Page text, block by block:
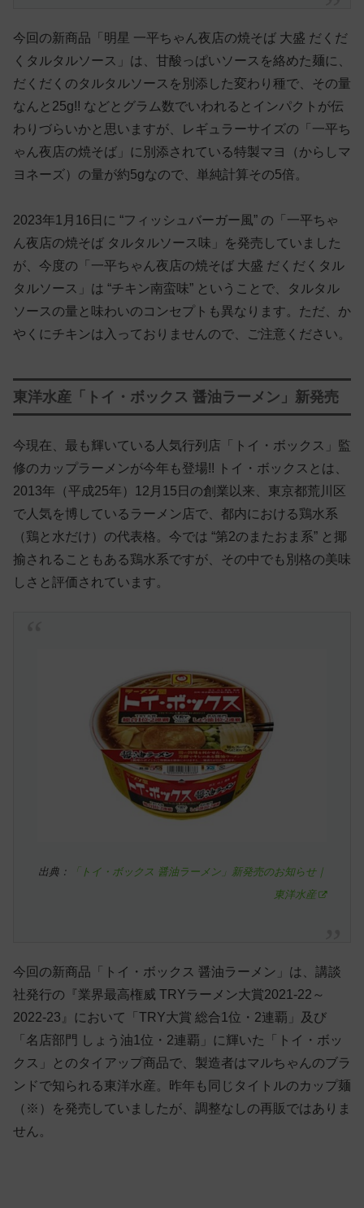
今回の新商品「明星 一平ちゃん夜店の焼そば 大盛 だくだ
くタルタルソース」は、甘酸っぱいソースを絡めた麺に、
だくだくのタルタルソースを別添した変わり種で、その量
なんと25g!! などとグラム数でいわれるとインパクトが伝
わりづらいかと思いますが、レギュラーサイズの「一平ち
ゃん夜店の焼そば」に別添されている特製マヨ（からしマ
ヨネーズ）の量が約5gなので、単純計算その5倍。
2023年1月16日に “フィッシュバーガー風” の「一平ちゃ
ん夜店の焼そば タルタルソース味」を発売していました
が、今度の「一平ちゃん夜店の焼そば 大盛 だくだくタル
タルソース」は “チキン南蛮味” ということで、タルタル
ソースの量と味わいのコンセプトも異なります。ただ、か
やくにチキンは入っておりませんので、ご注意ください。
東洋水産「トイ・ボックス 醤油ラーメン」新発売
今現在、最も輝いている人気行列店「トイ・ボックス」監
修のカップラーメンが今年も登場!! トイ・ボックスとは、
2013年（平成25年）12月15日の創業以来、東京都荒川区
で人気を博しているラーメン店で、都内における鶏水系
（鶏と水だけ）の代表格。今では “第2のまたおま系” と揶
揄されることもある鶏水系ですが、その中でも別格の美味
しさと評価されています。
出典：
「トイ・ボックス 醤油ラーメン」新発売のお知らせ｜
東洋水産
今回の新商品「トイ・ボックス 醤油ラーメン」は、講談
社発行の『業界最高権威 TRYラーメン大賞2021-22～
2022-23』において「TRY大賞 総合1位・2連覇」及び
「名店部門 しょう油1位・2連覇」に輝いた「トイ・ボッ
クス」とのタイアップ商品で、製造者はマルちゃんのブラ
ンドで知られる東洋水産。昨年も同じタイトルのカップ麺
（※）を発売していましたが、調整なしの再販ではありま
せん。